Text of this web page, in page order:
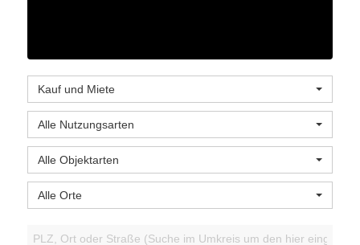
Kauf und Miete
Alle Nutzungsarten
Alle Objektarten
Alle Orte